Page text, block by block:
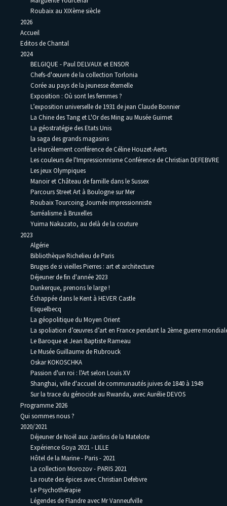
Roubaix au XIXème siècle
2026
Accueil
Editos de Chantal
2024
BELGIQUE - Paul DELVAUX et ENSOR
Chefs-d'œuvre de la collection Torlonia
Corée au pays de la jeunesse éternelle
Exposition : Où sont les femmes ?
L’exposition universelle de 1931 de jean Claude Bonnier
La Chine des Tang et L'Or des Ming au Musée Guimet
La géostratégie des Etats Unis
la saga des grands magasins
Le Harcèlement conférence de Céline Houzet-Aerts
Les couleurs de l'Impressionnisme Conférence de Christian DEFEBVRE
Les jeux Olympiques
Manoir et Château de famille dans le Sussex
Parcours Street Art à Boulogne sur Mer
Roubaix Tourcoing Journée impressionniste
Surréalisme à Bruxelles
Yuima Nakazato, au delà de la couture
2023
Algérie
Bibliothèque Richelieu de Paris
Bruges de si vieilles Pierres : art et architecture
Déjeuner de fin d'année 2023
Dunkerque, prenons le large !
Échappée dans le Kent à HEVER Castle
Esquelbecq
La géopolitique du Moyen Orient
La spoliation d’œuvres d’art en France pendant la 2ème guerre
Le Baroque et Jean Baptiste Rameau
Le Musée Guillaume de Rubrouck
Oskar KOKOSCHKA
Passion d'un roi : l'Art selon Louis XV
Shanghai, ville d'accueil de communautés juives de 1840 à 1949
Sur la trace du génocide au Rwanda, avec Aurélie DEVOS
Programme 2026
Qui sommes nous ?
2020/2021
Déjeuner de Noël aux Jardins de la Matelote
Expérience Goya 2021 - LILLE
Hôtel de la Marine - Paris - 2021
La collection Morozov - PARIS 2021
La route des épices avec Christian Defebvre
Le Psychothérapie
Légendes de Flandre avec Mr Vanneufville